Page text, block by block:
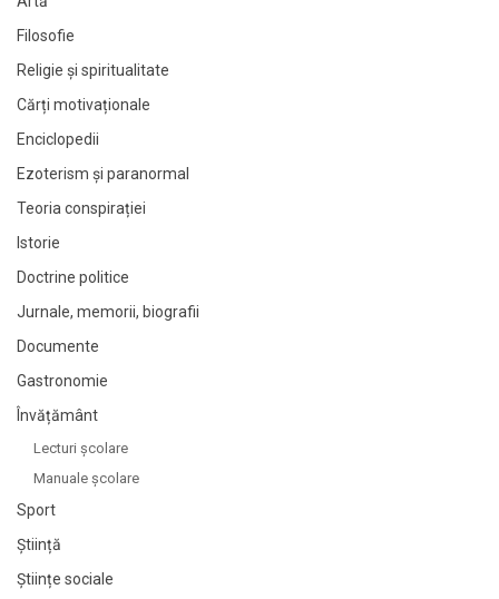
Filosofie
Religie și spiritualitate
Cărți motivaționale
Enciclopedii
Ezoterism și paranormal
Teoria conspirației
Istorie
Doctrine politice
Jurnale, memorii, biografii
Documente
Gastronomie
Învățământ
Lecturi şcolare
Manuale şcolare
Sport
Știință
Științe sociale